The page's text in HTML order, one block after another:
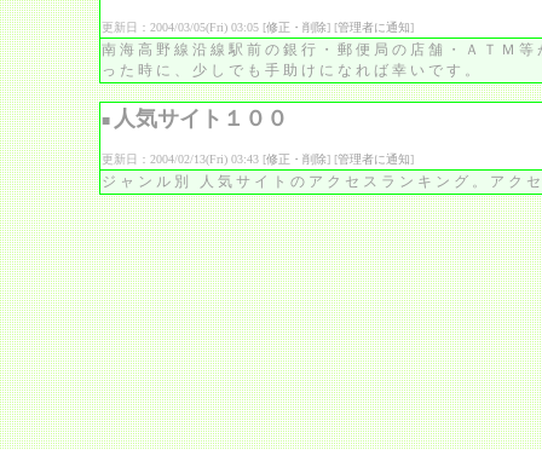
更新日：2004/03/05(Fri) 03:05 [修正・削除] [管理者に通知]
南海高野線沿線駅前の銀行・郵便局の店舗・ＡＴＭ
った時に、少しでも手助けになれば幸いです。
■ 人気サイト１００
更新日：2004/02/13(Fri) 03:43 [修正・削除] [管理者に通知]
ジャンル別 人気サイトのアクセスランキング。アク